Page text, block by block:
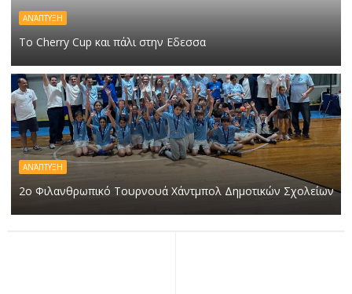
ΑΝΆΠΤΥΞΗ
Το Cherry Cup και πάλι στην Εδεσσα
ΑΝΆΠΤΥΞΗ
2ο Φιλανθρωπικό Τουρνουά Χάντμπολ Δημοτικών Σχολείων